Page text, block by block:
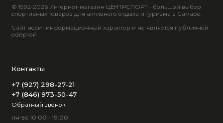
© 1992-2026 Интернет-магазин ЦЕНТРСПОРТ - большой выбор
спортивных товаров для активного отдыха и туризма в Самаре.
Сайт носит информационный характер и не является публичной
офертой
Контакты
+7 (927) 298-27-21
+7 (846) 973-50-47
Обратный звонок
пн-вс 10:00 - 19:00